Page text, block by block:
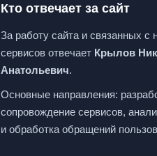
Кто отвечает за сайт
За работу сайта и связанных с
сервисов отвечает Крылов
Анатольевич.
Основные направления:
сопровождение сервисов,
и обработка обращений